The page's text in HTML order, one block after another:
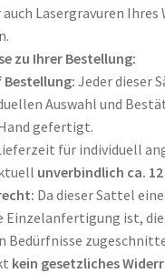
Lasergravuren Ihres
zu Ihrer Bestellung:
Jeder dieser
Auswahl und
gefertigt.
für individuell
unverbindlich ca.
Da dieser Sattel eine
Einzelanfertigung ist,
Bedürfnisse
kein gesetzliches